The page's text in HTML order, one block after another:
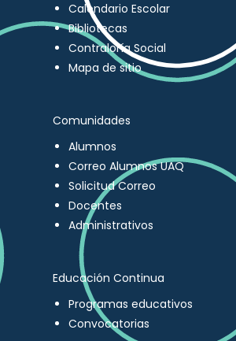
Calendario Escolar
Bibliotecas
Contraloría Social
Mapa de sitio
Comunidades
Alumnos
Correo Alumnos UAQ
Solicitud Correo
Docentes
Administrativos
Educación Continua
Programas educativos
Convocatorias